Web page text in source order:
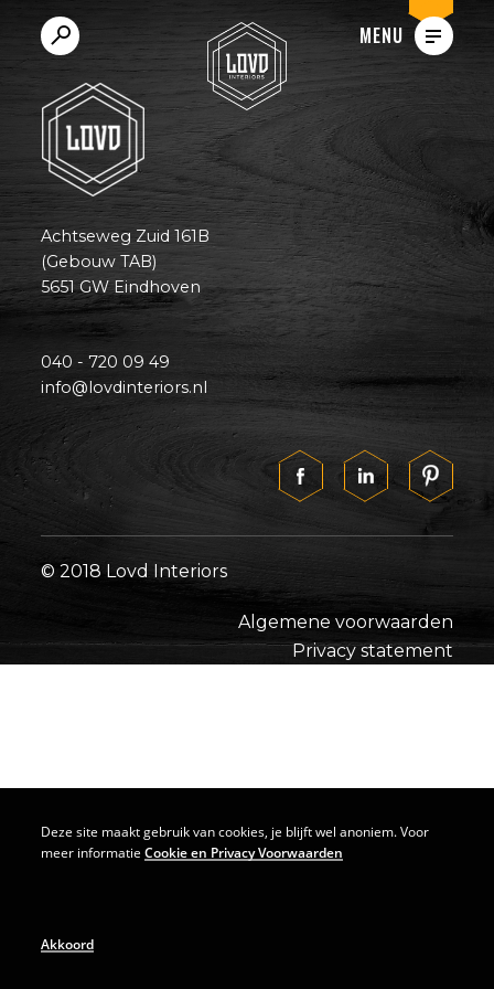
Deze site maakt gebruik van cookies, je blijft wel anoniem. Voor
meer informatieCookie en Privacy Voorwaarden
Akkoord
MENU
VACATURES
Vul je zoekterm in en druk op enter.
Achtseweg Zuid 161B
(Gebouw TAB)
5651 GW Eindhoven
040 - 720 09 49
info@lovdinteriors.nl
© 2018 Lovd Interiors
Algemene voorwaarden
Privacy statement